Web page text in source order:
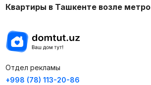
Квартиры в Ташкенте возле метро
Отдел рекламы
+998 (78) 113-20-86